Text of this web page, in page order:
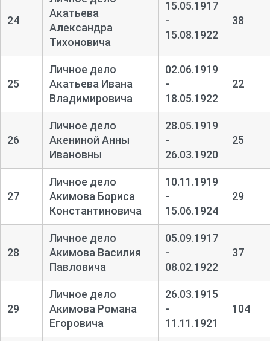
24
Акатьева
Александра
Тихоновича
15.05.1917
-
15.08.1922
38
25
Личное дело
Акатьева Ивана
Владимировича
02.06.1919
-
18.05.1922
22
26
Личное дело
Акениной Анны
Ивановны
28.05.1919
-
26.03.1920
25
27
Личное дело
Акимова Бориса
Константиновича
10.11.1919
-
15.06.1924
29
28
Личное дело
Акимова Василия
Павловича
05.09.1917
-
08.02.1922
37
29
Личное дело
Акимова Романа
Егоровича
26.03.1915
-
11.11.1921
104